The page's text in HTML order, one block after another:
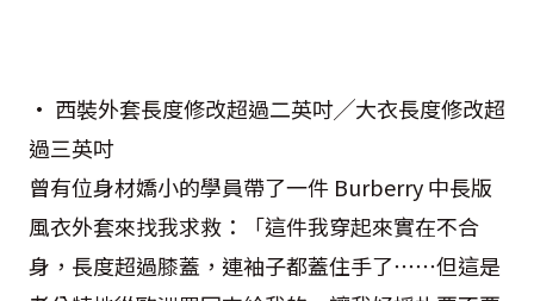
• 西裝外套長度修改超過二英吋╱大衣長度修改超
過三英吋
曾有位身材嬌小的學員帶了一件 Burberry 中長版
風衣外套來找我求救：「這件我穿起來實在不合
身，長度超過膝蓋，連袖子都蓋住手了⋯⋯但這是